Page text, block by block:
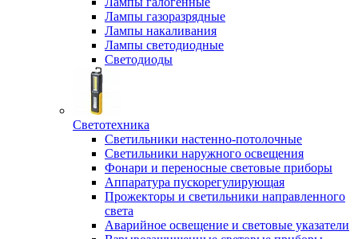
Лампы газоразрядные
Лампы накаливания
Лампы светодиодные
Светодиоды
Светотехника
Светильники настенно-потолочные
Светильники наружного освещения
Фонари и переносные световые приборы
Аппаратура пускорегулирующая
Прожекторы и светильники направленного
света
Аварийное освещение и световые указатели